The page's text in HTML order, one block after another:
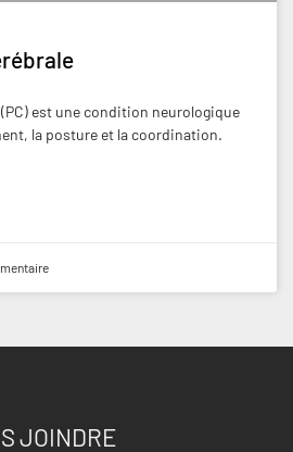
est une condition neurologique
la posture et la coordination.
JOINDRE